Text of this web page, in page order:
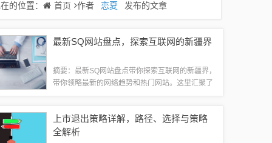
的位置： 首页 作者 恋夏 发布的文章
最新SQ网站盘点，探索互联网的新疆界
摘要：最新SQ网站盘点带你探索互联网的新疆界，
带你领略最新的网络趋势和热门网站。这里汇聚了
我们一起畅游互联网的海洋，发现更多有趣...
上市退出策略详解，路径、选择与策略
全解析